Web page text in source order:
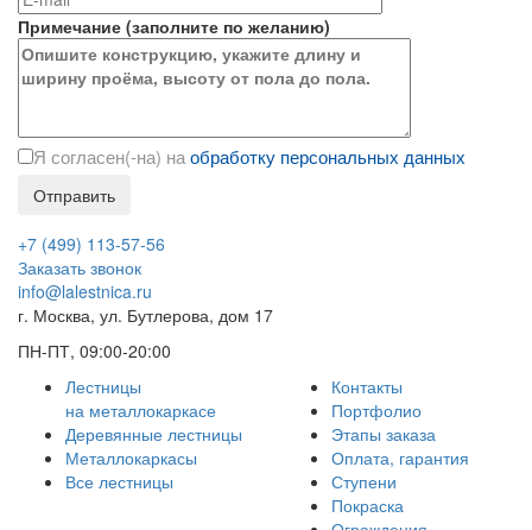
Примечание (заполните по желанию)
Я согласен(-на) наобработку персональных данных
+7 (499) 113-57-56
Заказать звонок
info@lalestnica.ru
г. Москва, ул. Бутлерова, дом 17
ПН-ПТ, 09:00-20:00
Лестницы
на металлокаркасе
Деревянные лестницы
Металлокаркасы
Все лестницы
Контакты
Портфолио
Этапы заказа
Оплата, гарантия
Ступени
Покраска